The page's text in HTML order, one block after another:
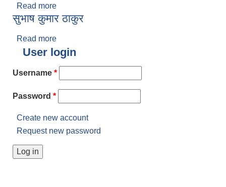
Read more
सुभाष कुमार ठाकुर
Read more
User login
Username *
Password *
Create new account
Request new password